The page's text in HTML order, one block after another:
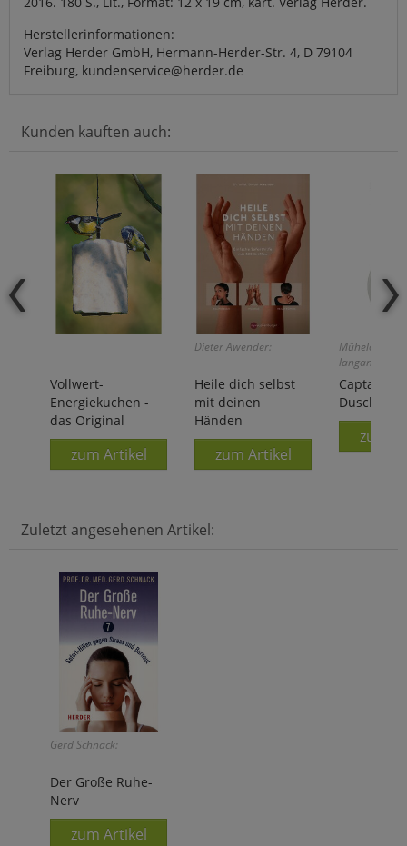
Herstellerinformationen:
Verlag Herder GmbH, Hermann-Herder-Str. 4, D 79104
Freiburg, kundenservice@herder.de
Kunden kauften auch:
Vollwert-
Energiekuchen -
das Original
zum Artikel
Dieter Awender:
Heile dich selbst
mit deinen
Händen
zum Artikel
Mühelose
Sauberkeit!
Captain
zum
Zuletzt angesehenen Artikel:
Gerd Schnack:
Der Große Ruhe-
Nerv
zum Artikel